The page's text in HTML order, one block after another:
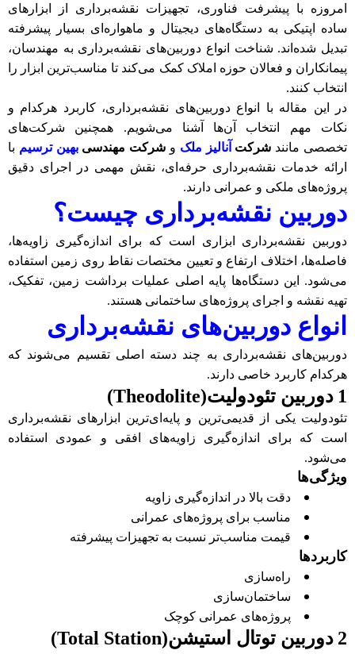
امروزه با پیشرفت فناوری، تجهیزات نقشه‌برداری از ابزارهای
ساده اپتیکی به دستگاه‌های دیجیتال و ماهواره‌ای بسیار پیشرفته
تبدیل شده‌اند. شناخت انواع دوربین‌های نقشه‌برداری به مهندسان،
پیمانکاران و فعالان حوزه املاک کمک می‌کند تا مناسب‌ترین ابزار را
انتخاب کنند.
در این مقاله با انواع دوربین‌های نقشه‌برداری، کاربرد هرکدام و
نکات مهم انتخاب آن‌ها آشنا می‌شویم. همچنین شرکت‌های
تخصصی مانند شرکت آنالیز ملک و شرکت مهندسی بهین ترسیم با
ارائه خدمات نقشه‌برداری حرفه‌ای، نقش مهمی در اجرای دقیق
پروژه‌های ملکی و عمرانی دارند.
دوربین نقشه‌برداری چیست؟
دوربین نقشه‌برداری ابزاری است که برای اندازه‌گیری زاویه‌ها،
فاصله‌ها، اختلاف ارتفاع و تعیین مختصات نقاط روی زمین استفاده
می‌شود. این دستگاه‌ها پایه اصلی عملیات برداشت زمین، تفکیک،
تهیه نقشه و اجرای پروژه‌های ساختمانی هستند.
انواع دوربین‌های نقشه‌برداری
دوربین‌های نقشه‌برداری به چند دسته اصلی تقسیم می‌شوند که
هرکدام کاربرد خاصی دارند.
1️ دوربین تئودولیت(Theodolite)
تئودولیت یکی از قدیمی‌ترین و پایه‌ای‌ترین ابزارهای نقشه‌برداری
است که برای اندازه‌گیری زاویه‌های افقی و عمودی استفاده
می‌شود.
ویژگی‌ها
دقت بالا در اندازه‌گیری زاویه
مناسب برای پروژه‌های عمرانی
قیمت مناسب‌تر نسبت به تجهیزات پیشرفته
کاربردها
راه‌سازی
ساختمان‌سازی
پروژه‌های عمرانی کوچک
2️ دوربین توتال استیشن(Total Station)